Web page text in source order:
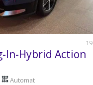
1
In-Hybrid Action
Automat